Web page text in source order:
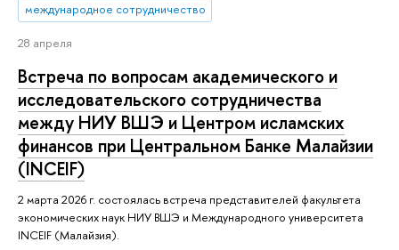
международное сотрудничество
28 апреля
Встреча по вопросам академического и
исследовательского сотрудничества
между НИУ ВШЭ и Центром исламских
финансов при Центральном Банке Малайзии
(INCEIF)
2 марта 2026 г. состоялась встреча представителей факультета
экономических наук НИУ ВШЭ и Международного университета
INCEIF (Малайзия).